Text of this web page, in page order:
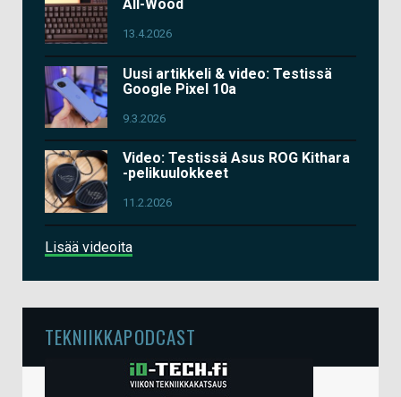
All-Wood
13.4.2026
Uusi artikkeli & video: Testissä
Google Pixel 10a
9.3.2026
Video: Testissä Asus ROG Kithara
-pelikuulokkeet
11.2.2026
Lisää videoita
TEKNIIKKAPODCAST